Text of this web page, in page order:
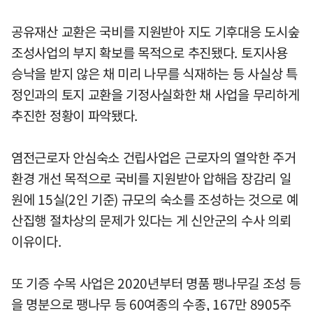
공유재산 교환은 국비를 지원받아 지도 기후대응 도시숲
조성사업의 부지 확보를 목적으로 추진됐다. 토지사용
승낙을 받지 않은 채 미리 나무를 식재하는 등 사실상 특
정인과의 토지 교환을 기정사실화한 채 사업을 무리하게
추진한 정황이 파악됐다.
염전근로자 안심숙소 건립사업은 근로자의 열악한 주거
환경 개선 목적으로 국비를 지원받아 압해읍 장감리 일
원에 15실(2인 기준) 규모의 숙소를 조성하는 것으로 예
산집행 절차상의 문제가 있다는 게 신안군의 수사 의뢰
이유이다.
또 기증 수목 사업은 2020년부터 명품 팽나무길 조성 등
을 명분으로 팽나무 등 60여종의 수종, 167만 8905주